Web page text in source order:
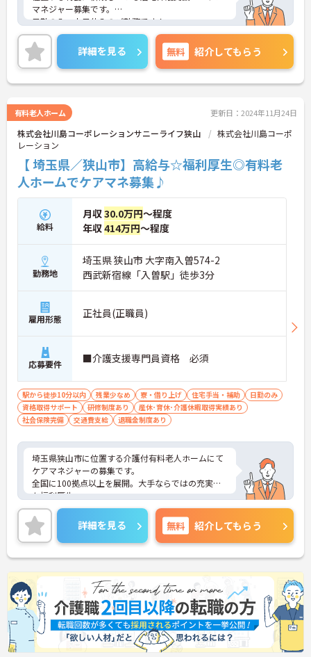
マネジャー募集です。
日勤のみ・土日休みのご勤務です！
ご興味のある方には詳細をお話しますので、お気軽
にお問い合わせください。
詳細を見る 無料 紹介してもらう
有料老人ホーム 更新日：2024年11月24日
株式会社川島コーポレーションサニーライフ狭山
株式会社川島コーポ
レーション
【 埼玉県／狭山市】高給与☆福利厚生◎有料老
人ホームでケアマネ募集♪
給料
月収30.0万円～程度
年収414万円～程度
勤務地
埼玉県 狭山市 大字南入曽574-2
西武新宿線「入曽駅」徒歩3分
雇用形態 正社員(正職員)
応募要件 ■介護支援専門員資格 必須
駅から徒歩10分以内 残業少なめ 寮・借り上げ 住宅手当・補助
日勤のみ
資格取得サポート
研修制度あり
産休･育休･介護休暇取得実績あり
社会保険完備
交通費支給 退職金制度あり
埼玉県狭山市に位置する介護付有料老人ホームにて
ケアマネジャーの募集です。
全国に100拠点以上を展開。大手ならではの充実し
た福利厚生。
スタッフの満足度も追求しています。
ご興味をお持ちの方には詳細の情報や面接のポイン
トをお伝えしますのでお気軽にお問い合わせくださ
いませ。
詳細を見る 無料 紹介してもらう